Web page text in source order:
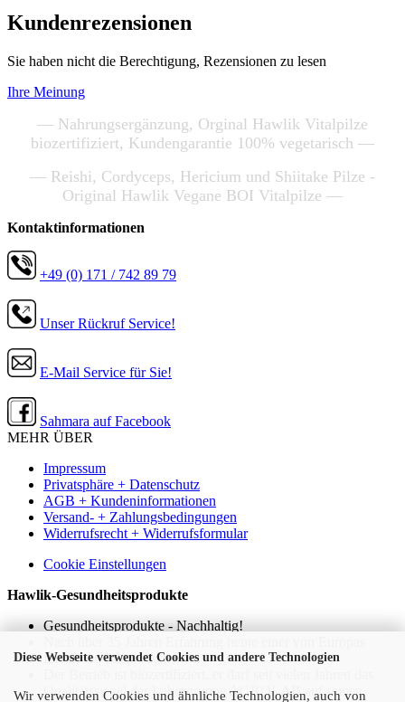
Diese Webseite verwendet Cookies und andere Technologien
Wir verwenden Cookies und ähnliche Technologien, auch von
Kundenrezensionen
Sie haben nicht die Berechtigung, Rezensionen zu lesen
Ihre Meinung
— Nahrungsergänzung, Orginal Hawlik Vitalpilze
biozertifiziert, Kundengarantie 100% vegetarisch —
— Reishi, Cordyceps, Hericium und Shiitake Pilze -
Original Hawlik Vegane BOI Vitalpilze —
Kontaktinformationen
+49 (0) 171 / 742 89 79
Unser Rückruf Service!
E-Mail Service für Sie!
Sahmara auf Facebook
MEHR ÜBER
Impressum
Privatsphäre + Datenschutz
AGB + Kundeninformationen
Versand- + Zahlungsbedingungen
Widerrufsrecht + Widerrufsformular
Cookie Einstellungen
Hawlik-Gesundheitsprodukte
Gesundheitsprodukte - Nachhaltig!
führenden Pilzproduzenten.
Qualitätssiegel der Laborgruppe AGROLAB auf seinen